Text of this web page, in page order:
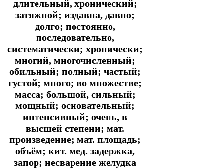
длительный, хронический;
затяжной; издавна, давно;
долго; постоянно,
последовательно,
систематически; хронически;
многий, многочисленный;
обильный; полный; частый;
густой; много; во множестве;
масса; большой, сильный;
мощный; основательный;
интенсивный; очень, в
высшей степени; мат.
произведение; мат. площадь;
объём; кит. мед. задержка,
запор; несварение желудка